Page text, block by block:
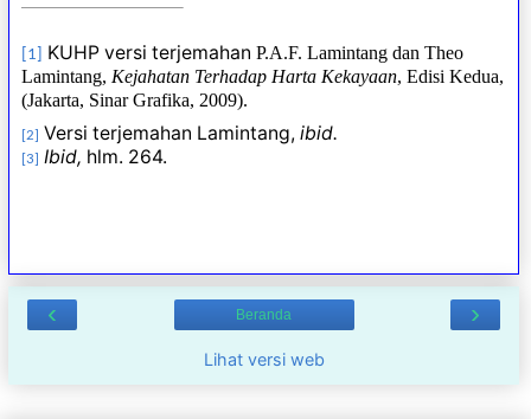
[1] KUHP versi terjemahanP.A.F. Lamintang dan Theo
Lamintang, Kejahatan Terhadap Harta Kekayaan, Edisi Kedua,
(Jakarta, Sinar Grafika, 2009).
[2] Versi terjemahan Lamintang,ibid.
[3] Ibid, hlm. 264.
‹ ›
Beranda
Lihat versi web